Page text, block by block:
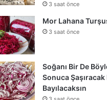
3 saat önce
Mor Lahana
3 saat önce
Soğanı Bir De
Sonuca
Bayılacaksın